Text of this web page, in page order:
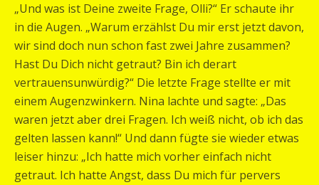
„Und was ist Deine zweite Frage, Olli?“ Er schaute ihr
in die Augen. „Warum erzählst Du mir erst jetzt davon,
wir sind doch nun schon fast zwei Jahre zusammen?
Hast Du Dich nicht getraut? Bin ich derart
vertrauensunwürdig?“ Die letzte Frage stellte er mit
einem Augenzwinkern. Nina lachte und sagte: „Das
waren jetzt aber drei Fragen. Ich weiß nicht, ob ich das
gelten lassen kann!“ Und dann fügte sie wieder etwas
leiser hinzu: „Ich hatte mich vorher einfach nicht
getraut. Ich hatte Angst, dass Du mich für pervers